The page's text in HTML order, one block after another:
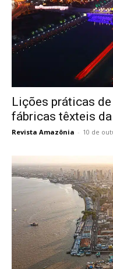
Lições práticas
fábricas têxteis da
Revista Amazônia - 10 de